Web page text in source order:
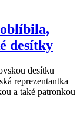
desítky
desítku
reprezentantka
a také patronkou